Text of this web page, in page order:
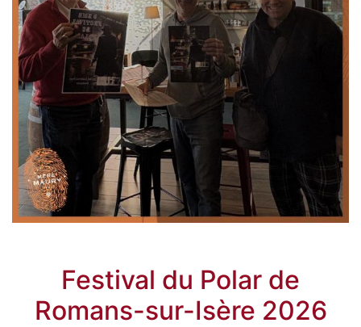
Festival du Polar de
Romans-sur-Isère 2026